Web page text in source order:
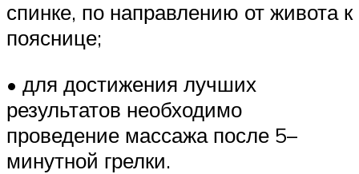
спинке, по направлению от живота к
пояснице;
• для достижения лучших
результатов необходимо
проведение массажа после 5–
минутной грелки.